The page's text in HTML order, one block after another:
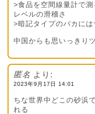
>食品を空間線量計で
レベルの滑稽さ
>暗記タイプのバカに
中国からも思いっきり
匿名 より:
2023年9月17日 14:01
ちな世界中どこの砂浜
れる